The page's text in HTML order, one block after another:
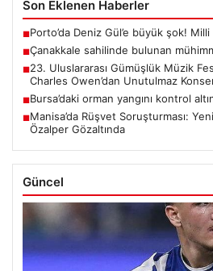
Son Eklenen Haberler
■Porto’da Deniz Gül’e büyük şok! Milli
■Çanakkale sahilinde bulunan
■23. Uluslararası Gümüşlük Müzik
Charles Owen’dan Unutulmaz
■Bursa’daki orman yangını kontrol
■Manisa’da Rüşvet Soruşturması:
Özalper Gözaltında
Güncel